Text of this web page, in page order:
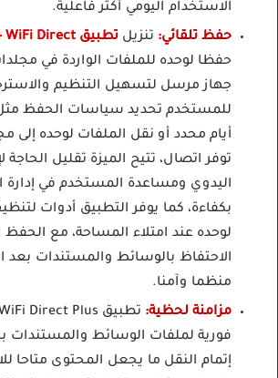
الاستخدام اليومي أكثر فاعلية.
حفظ تلقائي: تنزيل تطبيق WiFi Direct + مهكر
حفظا لوحده للملفات الواردة في
جهاز مرسل لتسهيل التنظيم
للمستخدم تحديد سياسات الحفظ مثل
أيام محدد أو نقل الملفات لوحده إلى
توفر اتصال، تتيح الميزة تقليل الحاجة
اليدوي ومساعدة المستخدم في إدارة
بكفاءة، كما يوفر التطبيق أدوات
لوحده عند امتلاء المساحة، مع الحفظ
الاحتفاظ بالوسائط والمستندات بعد
منظما وآمنا.
مزامنة لحظية:
فورية لملفات الوسائط والمستندات
إتمام النقل ما يجعل المحتوى متاحا